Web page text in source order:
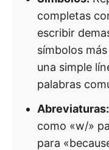
completas
escribir
símbolos
una simple
palabras
Abreviaturas:
como «w/»
para